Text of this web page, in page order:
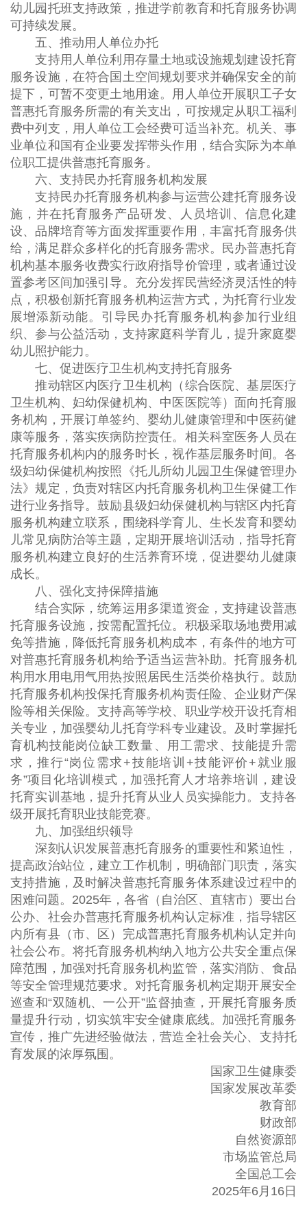
幼儿园托班支持政策，推进学前教育和托育服务协调
可持续发展。
五、推动用人单位办托
支持用人单位利用存量土地或设施规划建设托育
服务设施，在符合国土空间规划要求并确保安全的前
提下，可暂不变更土地用途。用人单位开展职工子女
普惠托育服务所需的有关支出，可按规定从职工福利
费中列支，用人单位工会经费可适当补充。机关、事
业单位和国有企业要发挥带头作用，结合实际为本单
位职工提供普惠托育服务。
六、支持民办托育服务机构发展
支持民办托育服务机构参与运营公建托育服务设
施，并在托育服务产品研发、人员培训、信息化建
设、品牌培育等方面发挥重要作用，丰富托育服务供
给，满足群众多样化的托育服务需求。民办普惠托育
机构基本服务收费实行政府指导价管理，或者通过设
置参考区间加强引导。充分发挥民营经济灵活性的特
点，积极创新托育服务机构运营方式，为托育行业发
展增添新动能。引导民办托育服务机构参加行业组
织、参与公益活动，支持家庭科学育儿，提升家庭婴
幼儿照护能力。
七、促进医疗卫生机构支持托育服务
推动辖区内医疗卫生机构（综合医院、基层医疗
卫生机构、妇幼保健机构、中医医院等）面向托育服
务机构，开展订单签约、婴幼儿健康管理和中医药健
康等服务，落实疾病防控责任。相关科室医务人员在
托育服务机构内的服务时长，视作基层服务时间。各
级妇幼保健机构按照《托儿所幼儿园卫生保健管理办
法》规定，负责对辖区内托育服务机构卫生保健工作
进行业务指导。鼓励县级妇幼保健机构与辖区内托育
服务机构建立联系，围绕科学育儿、生长发育和婴幼
儿常见病防治等主题，定期开展培训活动，指导托育
服务机构建立良好的生活养育环境，促进婴幼儿健康
成长。
八、强化支持保障措施
结合实际，统筹运用多渠道资金，支持建设普惠
托育服务设施，按需配置托位。积极采取场地费用减
免等措施，降低托育服务机构成本，有条件的地方可
对普惠托育服务机构给予适当运营补助。托育服务机
构用水用电用气用热按照居民生活类价格执行。鼓励
托育服务机构投保托育服务机构责任险、企业财产保
险等相关保险。支持高等学校、职业学校开设托育相
关专业，加强婴幼儿托育学科专业建设。及时掌握托
育机构技能岗位缺工数量、用工需求、技能提升需
求，推行“岗位需求+技能培训+技能评价+就业服
务”项目化培训模式，加强托育人才培养培训，建设
托育实训基地，提升托育从业人员实操能力。支持各
级开展托育职业技能竞赛。
九、加强组织领导
深刻认识发展普惠托育服务的重要性和紧迫性，
提高政治站位，建立工作机制，明确部门职责，落实
支持措施，及时解决普惠托育服务体系建设过程中的
困难问题。2025年，各省（自治区、直辖市）要出台
公办、社会办普惠托育服务机构认定标准，指导辖区
内所有县（市、区）完成普惠托育服务机构认定并向
社会公布。将托育服务机构纳入地方公共安全重点保
障范围，加强对托育服务机构监管，落实消防、食品
等安全管理规范要求。对托育服务机构定期开展安全
巡查和“双随机、一公开”监督抽查，开展托育服务质
量提升行动，切实筑牢安全健康底线。加强托育服务
宣传，推广先进经验做法，营造全社会关心、支持托
育发展的浓厚氛围。
国家卫生健康委
国家发展改革委
教育部
财政部
自然资源部
市场监管总局
全国总工会
2025年6月16日